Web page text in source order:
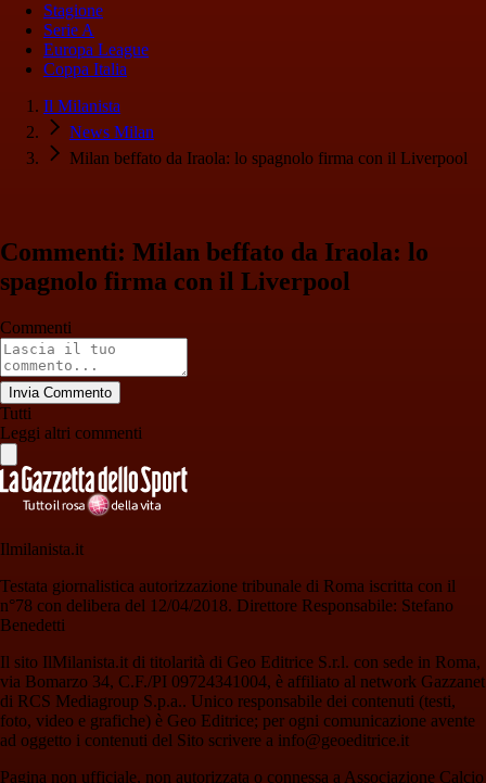
Stagione
Serie A
Europa League
Coppa Italia
Il Milanista
News Milan
Milan beffato da Iraola: lo spagnolo firma con il Liverpool
Commenti: Milan beffato da Iraola: lo
spagnolo firma con il Liverpool
Commenti
Invia Commento
Tutti
Leggi altri commenti
Ilmilanista.it
Testata giornalistica autorizzazione tribunale di Roma iscritta con il
n°78 con delibera del 12/04/2018. Direttore Responsabile: Stefano
Benedetti
Il sito IlMilanista.it di titolarità di Geo Editrice S.r.l. con sede in Roma,
via Bomarzo 34, C.F./PI 09724341004, è affiliato al network Gazzanet
di RCS Mediagroup S.p.a.. Unico responsabile dei contenuti (testi,
foto, video e grafiche) è Geo Editrice; per ogni comunicazione avente
ad oggetto i contenuti del Sito scrivere a info@geoeditrice.it
Pagina non ufficiale, non autorizzata o connessa a Associazione Calcio